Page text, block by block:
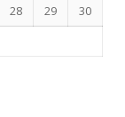
28 29
30